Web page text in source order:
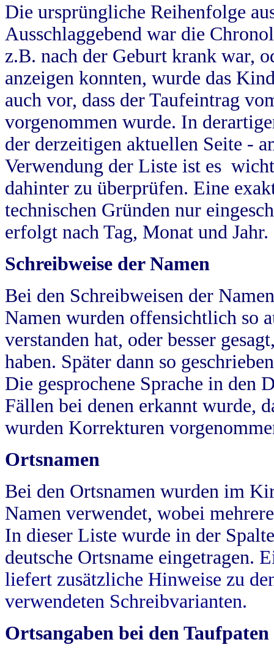
Die ursprüngliche Reihenfolge
Ausschlaggebend war die
z.B. nach der Geburt krank war,
anzeigen konnten, wurde das
auch vor, dass der Taufeintrag
vorgenommen wurde. In
der derzeitigen aktuellen Seite -
Verwendung der Liste ist es
dahinter zu überprüfen. Eine
technischen Gründen nur
erfolgt nach Tag, Monat und Jahr.
Schreibweise der Namen
Bei den Schreibweisen der
Namen wurden offensichtlich so
verstanden hat, oder besser
haben. Später dann so
Die gesprochene Sprache in
Fällen bei denen erkannt wurde,
wurden Korrekturen
Ortsnamen
Bei den Ortsnamen wurden im
Namen verwendet, wobei
In dieser Liste wurde in der
deutsche Ortsname eingetragen.
liefert zusätzliche Hinweise zu
verwendeten Schreibvarianten.
Ortsangaben bei den Taufpaten